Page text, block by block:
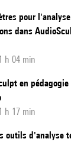
pour
dans
h 04 min
en pédagogie
h 17 min
outils d'analyse